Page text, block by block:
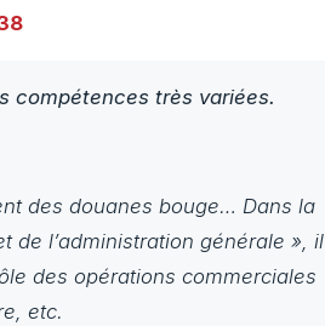
compétences très variées.
des douanes bouge… Dans la
de l’administration générale », il
des opérations commerciales
etc.